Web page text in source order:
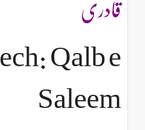
قادری
Qalb e
Saleem